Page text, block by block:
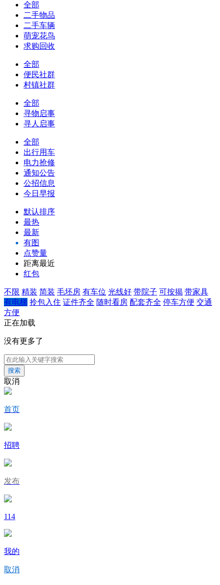
全部
二手物品
二手车辆
萌宠花鸟
求购回收
全部
便民社群
村镇社群
全部
寻物启事
寻人启事
全部
出行用车
电力抢修
通知公告
公招信息
今日早报
默认排序
最热
最新
有图
点赞量
距离最近
红包
不限 精装 简装 毛坯房 有车位 光线好 带院子 可按揭 带家具
有电梯 拎包入住 证件齐全 随时看房 配套齐全 停车方便 交通
方便
正在加载
没有更多了
搜索
取消
首页
招聘
发布
114
我的
取消